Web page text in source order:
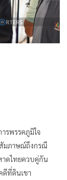
รพรรคภูมิใจ
มภาษณ์ถึงกรณี
าดไทยควบคู่กัน
ดีที่ดินเขา